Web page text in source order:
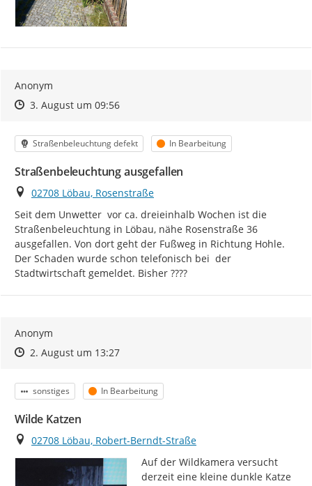
Anonym
Zeitpunkt des Erstellens
Zeitpunkt des Erstellens
3. August um 09:56Zur Äußerung
Kategorie
Straßenbeleuchtung defekt Status
In Bearbeitung
Straßenbeleuchtung ausgefallen
Ort
02708 Löbau, Rosenstraße
Seit dem Unwetter  vor ca. dreieinhalb Wochen ist die
Straßenbeleuchtung in Löbau, nähe Rosenstraße 36
ausgefallen. Von dort geht der Fußweg in Richtung Hohle.
Der Schaden wurde schon telefonisch bei  der
Stadtwirtschaft gemeldet. Bisher ????
Anonym
Zeitpunkt des Erstellens
Zeitpunkt des Erstellens
2. August um 13:27Zur Äußerung
Kategorie
sonstiges Status
In Bearbeitung
Wilde Katzen
Ort
02708 Löbau, Robert-Berndt-Straße
Auf der Wildkamera versucht
derzeit eine kleine dunkle Katze